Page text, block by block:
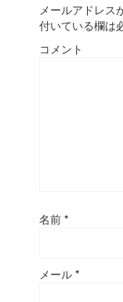
メールアドレス
付いている欄は
コメント
名前 *
メール *